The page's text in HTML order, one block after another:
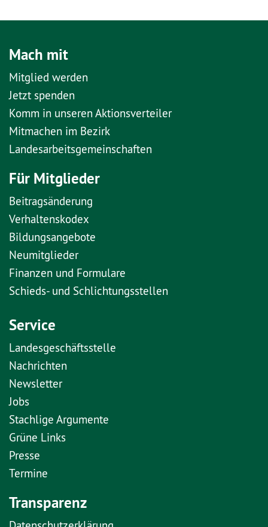
Mach mit
Mitglied werden
Jetzt spenden
Komm in unseren Aktionsverteiler
Mitmachen im Bezirk
Landesarbeitsgemeinschaften
Für Mitglieder
Beitragsänderung
Verhaltenskodex
Bildungsangebote
Neumitglieder
Finanzen und Formulare
Schieds- und Schlichtungsstellen
Service
Landesgeschäftsstelle
Nachrichten
Newsletter
Jobs
Stachlige Argumente
Grüne Links
Presse
Termine
Transparenz